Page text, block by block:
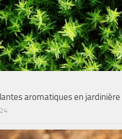
aromatiques en